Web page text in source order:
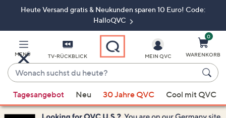
ZumHeute Versand gratis & Neukunden sparen 10 Euro! Code:
HalloQVC
MENÜ TV-RÜCKBLICK
Wonach
suchst
du
heute?
Vorschläge
verfügbar
MEIN QVC
0
WARENKORB
Tagesangebot Neu 30 Jahre QVC Cool mit QVC